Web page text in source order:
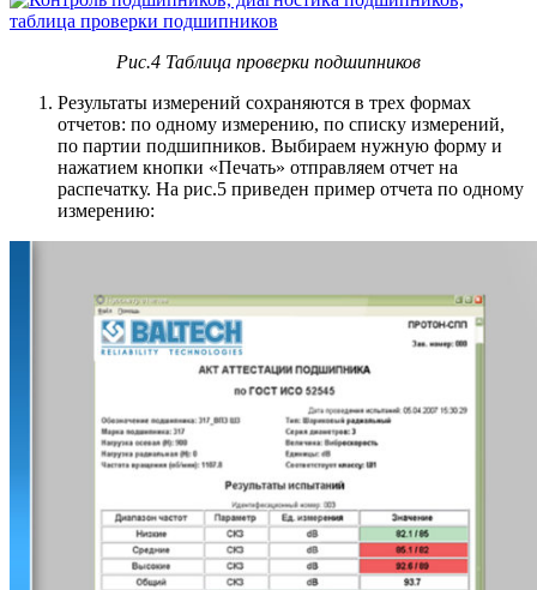
Рис.4 Таблица проверки подшипников
Результаты измерений сохраняются в трех формах
отчетов: по одному измерению, по списку измерений,
по партии подшипников. Выбираем нужную форму и
нажатием кнопки «Печать» отправляем отчет на
распечатку. На рис.5 приведен пример отчета по одному
измерению: